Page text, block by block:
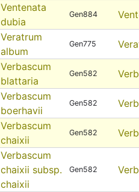
Ventenata
dubia
Gen884
Veratrum
album
Gen775
Verbascum
blattaria
Gen582
Verbascum
boerhavii
Gen582
Verbascum
chaixii
Gen582
Verbascum
chaixii subsp.
chaixii
Gen582